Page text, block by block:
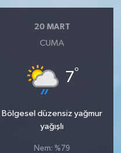
20 MART
CUMA
7°
Bölgesel düzensiz yağmur
yağışlı
Nem: %79